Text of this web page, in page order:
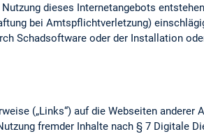
dieses Internetangebots
bei Amtspflichtverletzung)
Schadsoftware oder der Installation
(„Links“) auf die Webseiten
fremder Inhalte nach § 7 Digitale